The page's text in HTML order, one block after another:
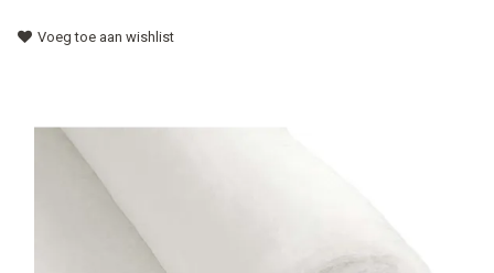
Fournituren
Patronen
Naaimachines
Voeg toe aan wishlist